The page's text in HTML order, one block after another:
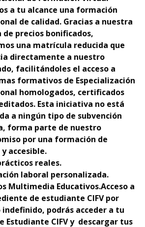
a tu alcance una formación
de calidad. Gracias a nuestra
precios bonificados,
una matrícula reducida que
directamente a nuestro
facilitándoles el acceso a
formativos de Especialización
homologados, certificados
Esta iniciativa no está
a ningún tipo de subvención
forma parte de nuestro
por una formación de
accesible.
reales.
laboral personalizada.
Multimedia Educativos.Acceso a
de estudiante CIFV por
podrás acceder a tu
Estudiante CIFV y descargar tus